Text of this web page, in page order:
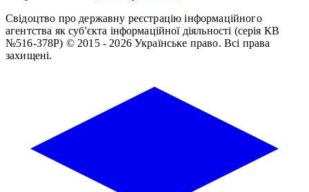
Свідоцтво про державну реєстрацію інформаційного
агентства як суб'єкта інформаційної діяльності (серія КВ
№516-378Р) © 2015 - 2026 Українське право. Всі права
захищені.